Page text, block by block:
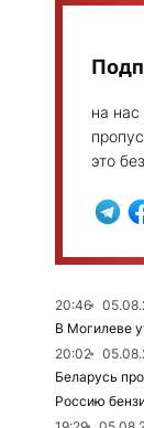
на нас
это
20:46
В Могилеве
20:02
Беларусь
Россию